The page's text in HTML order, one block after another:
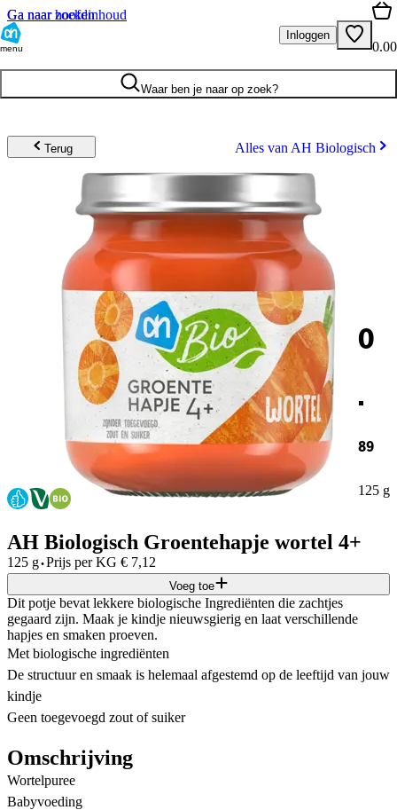
Ga naar hoofdinhoud
Ga naar zoeken
menu
Inloggen
0.00
Waar ben je naar op zoek?
Terug Alles van AH Biologisch
0
.
89
125 g
AH Biologisch Groentehapje wortel 4+
125 g·Prijs per KG € 7,12
Voeg toe
Dit potje bevat lekkere biologische Ingrediënten die zachtjes
gegaard zijn. Maak je kindje nieuwsgierig en laat verschillende
hapjes en smaken proeven.
Met biologische ingrediënten​
De structuur en smaak is helemaal afgestemd op de leeftijd van jouw
kindje​
Geen toegevoegd zout of suiker​
Omschrijving
Wortelpuree
Babyvoeding